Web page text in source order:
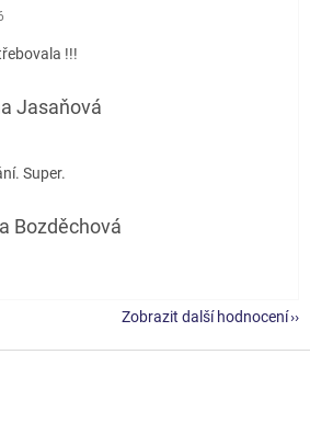
obchodu je 5 z 5 hvězdiček.
!!!
Jasaňová
obchodu je 5 z 5 hvězdiček.
Super.
Bozděchová
obchodu je 5 z 5 hvězdiček.
Zobrazit další hodnocení